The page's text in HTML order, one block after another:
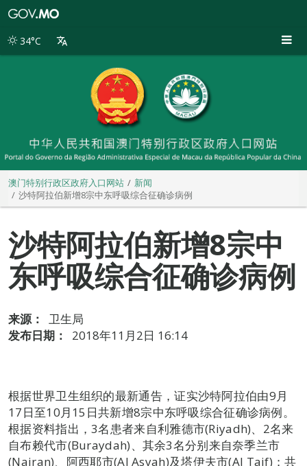
别
34°C
澳门特别行政区政府入口网站
新闻
沙特阿拉伯新增8宗中东呼吸综合征确诊病例
沙特阿拉伯新增8宗中
东呼吸综合征确诊病例
来源：
卫生局
发布日期：
2018年11月2日 16:14
根据世界卫生组织的最新通告，证实沙特阿拉伯由9月
17日至10月15日共新增8宗中东呼吸综合征确诊病例。
根据资料指出，3名患者来自利雅德市(Riyadh)、2名来
自布赖代市(Buraydah)、其余3名分别来自奈季兰市
(Najran)、阿西耶市(Al Asyah)及塔伊夫市(Al Taif)；共